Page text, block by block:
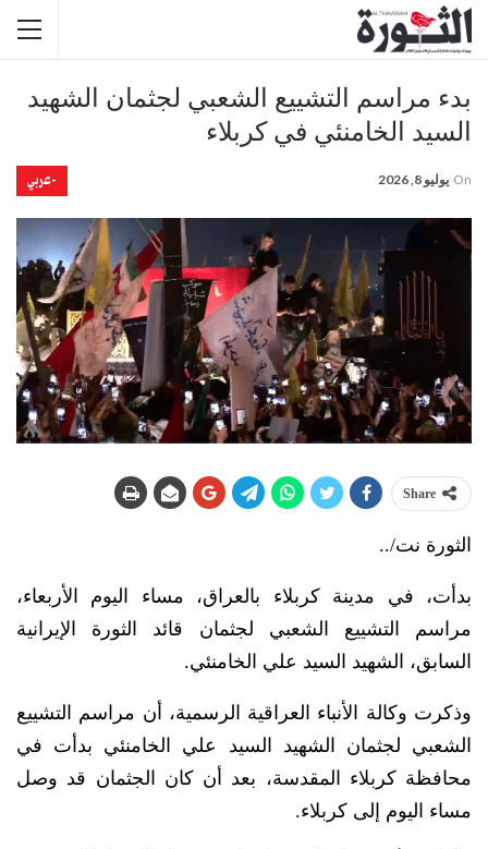
بدء مراسم التشييع الشعبي لجثمان الشهيد
السيد الخامنئي في كربلاء
-عربي On يوليو 8, 2026
Share
الثورة نت/..
بدأت، في مدينة كربلاء بالعراق، مساء اليوم الأربعاء،
مراسم التشييع الشعبي لجثمان قائد الثورة الإيرانية
السابق، الشهيد السيد علي الخامنئي.
وذكرت وكالة الأنباء العراقية الرسمية، أن مراسم التشييع
الشعبي لجثمان الشهيد السيد علي الخامنئي بدأت في
محافظة كربلاء المقدسة، بعد أن كان الجثمان قد وصل
مساء اليوم إلى كربلاء.